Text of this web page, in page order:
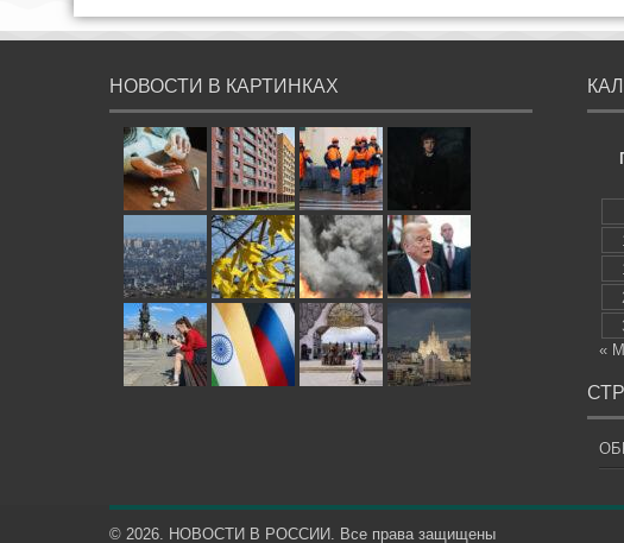
НОВОСТИ В КАРТИНКАХ
«
© 2026. НОВОСТИ В РОССИИ. Все права защищены